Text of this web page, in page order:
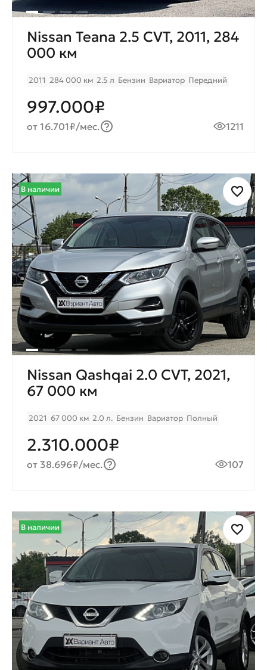
Nissan Teana 2.5 CVT, 2011, 284
000 км
2011 284 000 км 2.5 л Бензин Вариатор Передний
997.000₽
от 16.701₽/мес. 1211
В наличии
Nissan Qashqai 2.0 CVT, 2021,
67 000 км
2021 67 000 км 2.0 л. Бензин Вариатор Полный
2.310.000₽
от 38.696₽/мес. 107
В наличии